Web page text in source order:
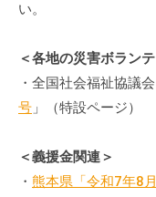
い。
＜各地の災害ボラン
・全国社会福祉協議会
号 」（特設ページ）
＜義援金関連＞
・ 熊本県「令和7年8